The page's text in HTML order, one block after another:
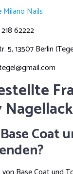
Milano Nails
62222
5, 13507 Berlin
Coat